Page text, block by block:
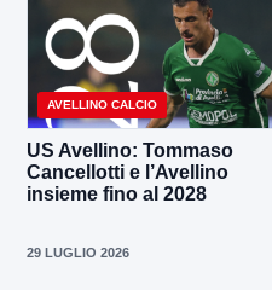
AVELLINO CALCIO
US Avellino: Tommaso
Cancellotti e l’Avellino
insieme fino al 2028
29 LUGLIO 2026